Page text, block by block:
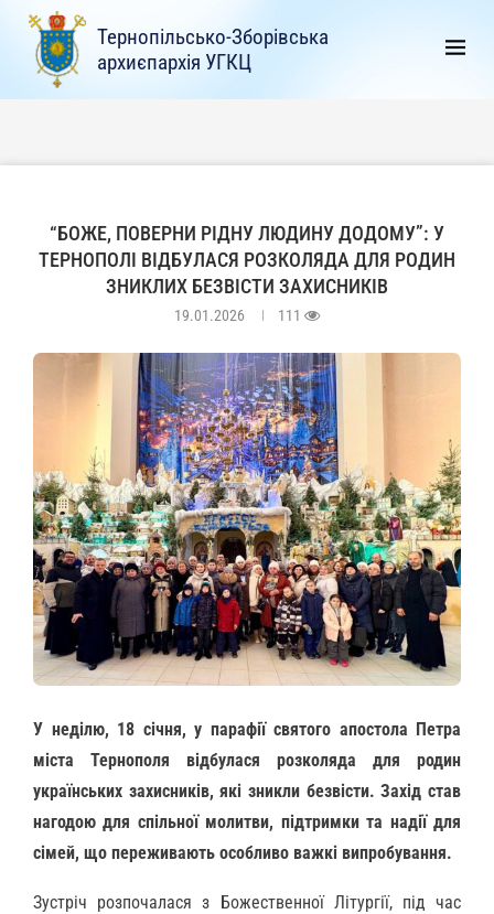
Тернопільсько-Зборівська
архиєпархія УГКЦ
“БОЖЕ, ПОВЕРНИ РІДНУ ЛЮДИНУ ДОДОМУ”: У
ТЕРНОПОЛІ ВІДБУЛАСЯ РОЗКОЛЯДА ДЛЯ РОДИН
ЗНИКЛИХ БЕЗВІСТИ ЗАХИСНИКІВ
19.01.2026 111
У неділю, 18 січня, у парафії святого апостола Петра
міста Тернополя відбулася розколяда для родин
українських захисників, які зникли безвісти. Захід став
нагодою для спільної молитви, підтримки та надії для
сімей, що переживають особливо важкі випробування.
Зустріч розпочалася з Божественної Літургії, під час